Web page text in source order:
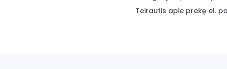
Teirautis apie prekę el.